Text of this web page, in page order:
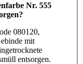
Nr. 555
080120,
mit
entsorgen.